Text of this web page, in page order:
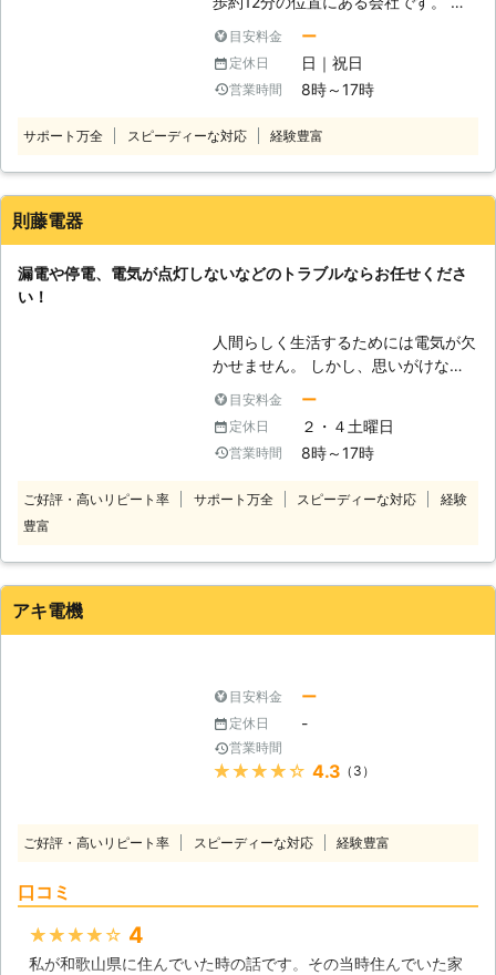
宅を問わず数多くの工事を手がけてき
た実績を持っており、これらの経験を
活かしてお客様のご要望に合わせた工
また、高橋電工では個人では作業をし
目安料金 ー
定休日 日｜祝日
営業時間 8時～17時
サポート万全 スピーディーな対応 経験豊富
則藤電器
漏電や停電、電気が点灯しないなどのトラブルならお任せくださ
い！
人間らしく生活するためには電気が欠
かせません。 しかし、思いがけない
ともあります。 漏電や停電などのト
ラブルです。 コンセントから火花が
出るなど、トラブルの原因がご家庭の
決いたします。 電気の問題点を洗い
で確実な工事を実施いたします。
目安料金 ー
定休日 ２・４土曜日
営業時間 8時～17時
ご好評・高いリピート率 サポート万全 スピーディーな対応
経験
豊富
アキ電機
目安料金 ー
定休日 -
営業時間
★★★★★ 4.3 （3）
ご好評・高いリピート率 スピーディーな対応 経験豊富
口コミ
★★★★★ 4
私が和歌山県に住んでいた時の話です。その当時住んでいた家